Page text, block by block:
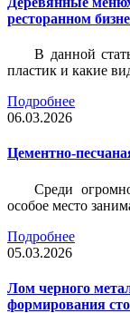
ресторанном
В данной
пластик и какие
Подробнее
06.03.2026
Цементно-
Среди
особое место
Подробнее
05.03.2026
Лом черного
формирования